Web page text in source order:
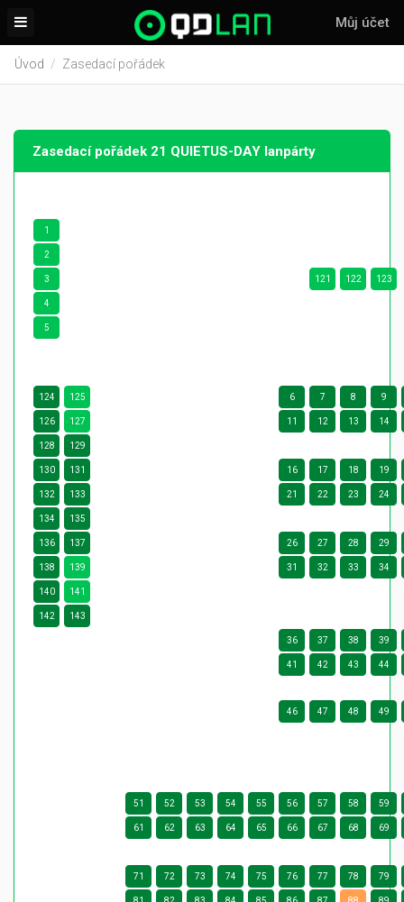
Můj účet
Úvod Zasedací pořádek
Zasedací pořádek 21 QUIETUS-DAY lanpárty
1
2
3 121 122 123
4
5
124 125 6 7 8 9
126 127 11 12 13 14
128 129
130 131 16 17 18 19
132 133 21 22 23 24
134 135
136 137 26 27 28 29
138 139 31 32 33 34
140 141
142 143
36 37 38 39
41 42 43 44
46 47 48 49
51 52 53 54 55 56 57 58 59
61 62 63 64 65 66 67 68 69
71 72 73 74 75 76 77 78 79